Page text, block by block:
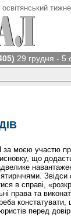
29 грудня - 5
за моєю участю
що
Звідси
в справі,
права та
перед